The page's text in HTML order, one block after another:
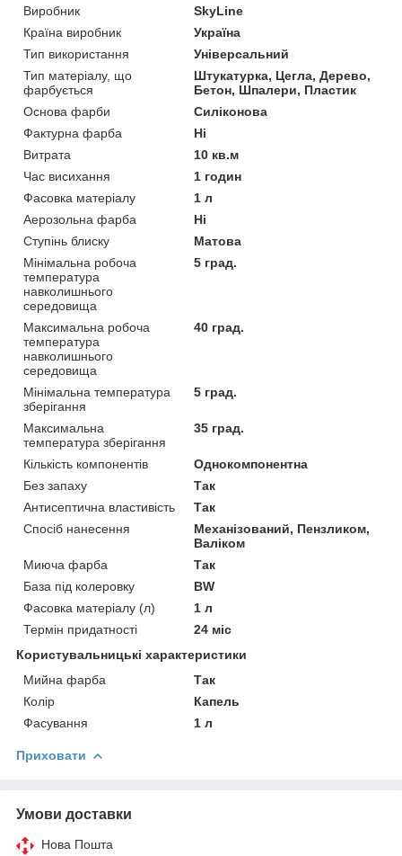
Виробник
SkyLine
Країна виробник
Україна
Тип використання
Універсальний
Тип матеріалу, що
фарбується
Штукатурка, Цегла, Дерево,
Бетон, Шпалери, Пластик
Основа фарби
Силіконова
Фактурна фарба
Ні
Витрата
10 кв.м
Час висихання
1 годин
Фасовка матеріалу
1 л
Аерозольна фарба
Ні
Ступінь блиску
Матова
Мінімальна робоча
температура
навколишнього
середовища
5 град.
Максимальна робоча
температура
навколишнього
середовища
40 град.
Мінімальна температура
зберігання
5 град.
Максимальна
температура зберігання
35 град.
Кількість компонентів
Однокомпонентна
Без запаху
Так
Антисептична властивість
Так
Спосіб нанесення
Механізований, Пензликом,
Валіком
Миюча фарба
Так
База під колеровку
BW
Фасовка матеріалу (л)
1 л
Термін придатності
24 міс
Користувальницькі характеристики
Мийна фарба
Так
Колір
Капель
Фасування
1 л
Приховати
Умови доставки
Нова Пошта